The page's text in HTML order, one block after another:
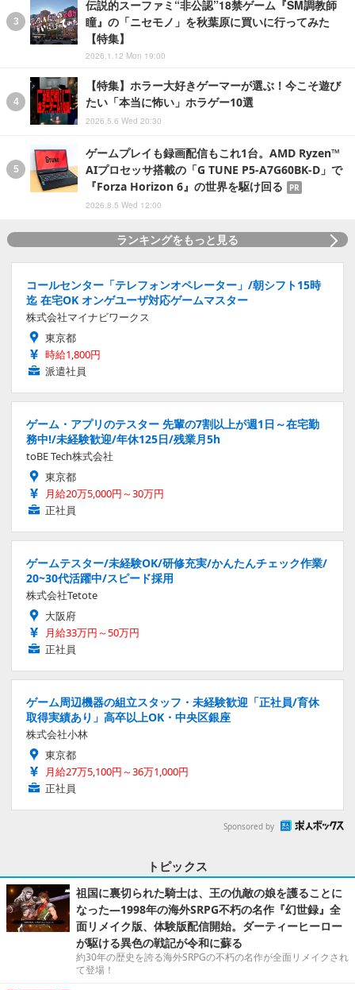
伝説的スーファミ“非公認”18禁ゲーム『SM調教師
瞳』の「ニセモノ」を秋葉原に買いに行ってみた
【特集】
2026.1.12 Mon 19:00
【特集】ホラー大好きゲーマーが選ぶ！今こそ遊び
たい「本当に怖い」ホラゲー10選
2026.5.6 Wed 20:30
ゲームプレイも録画配信もこれ1台。AMD Ryzen™
AIプロセッサ搭載の「G TUNE P5-A7G60BK-D」で
『Forza Horizon 6』の世界を駆け回る
PR
2026.8.5 Wed 12:00
ランキングをもっと見る
コールセンター「テレフォンオペレーター」/朝シフト15時
迄 在宅OK オンゲユーザ対応ゲームマスター
株式会社マイナビワークス
東京都
時給1,800円
派遣社員
ゲーム・アプリのテスター 先輩の7割以上が週1日～在宅勤
務中!/未経験歓迎/年休125日/残業月5h
toBE Tech株式会社
東京都
月給20万5,000円～30万円
正社員
ゲームテスター/未経験OK/研修充実/かんたんチェック作業/
20~30代活躍中/スピード採用
株式会社Tetote
大阪府
月給33万円～50万円
正社員
ゲーム周辺機器の組立スタッフ・未経験歓迎「正社員/育休
取得実績あり」高卒以上OK・中央区銀座
株式会社小林
東京都
月給27万5,100円～36万1,000円
正社員
Sponsored by
トピックス
祖国に裏切られた騎士は、王の仇敵の娘を護ることに
なった―1998年の海外SRPG不朽の名作『幻世録』全
面リメイク版、体験版配信開始。ダーティーヒーロー
が駆ける異色の戦記が令和に蘇る
約30年の歴史を誇る海外SRPGの不朽の名作が全面リメイクされ
て登場！